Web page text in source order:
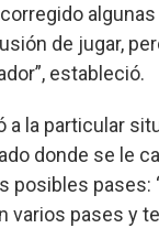
de jugar,
estableció.
a la particular
donde se le
posibles pases:
varios pases y